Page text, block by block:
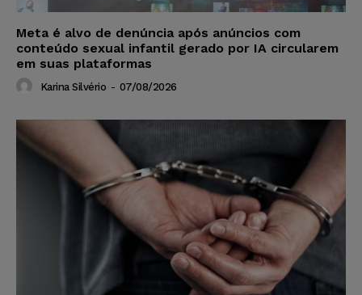
Meta é alvo de denúncia após anúncios com
conteúdo sexual infantil gerado por IA circularem
em suas plataformas
Karina Silvério - 07/08/2026